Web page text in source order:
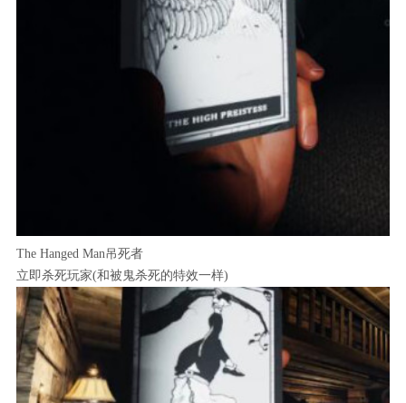
The Hanged Man吊死者
立即杀死玩家(和被鬼杀死的特效一样)